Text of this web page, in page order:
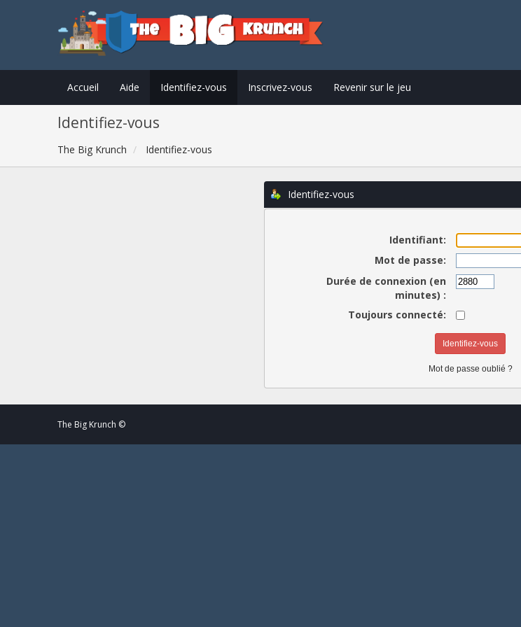
Accueil Aide Identifiez-vous Inscrivez-vous Revenir sur le jeu
Identifiez-vous
The Big Krunch Identifiez-vous
Identifiez-vous
Identifiant:
Mot de passe:
Durée de connexion (en
minutes) :
Toujours connecté:
Mot de passe oublié ?
The Big Krunch ©